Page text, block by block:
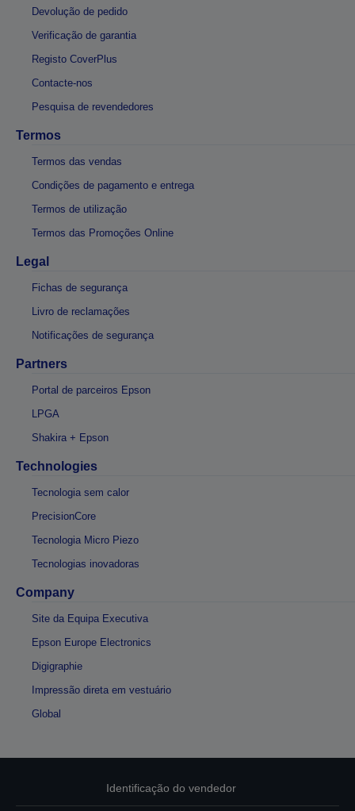
Devolução de pedido
Verificação de garantia
Registo CoverPlus
Contacte-nos
Pesquisa de revendedores
Termos
Termos das vendas
Condições de pagamento e entrega
Termos de utilização
Termos das Promoções Online
Legal
Fichas de segurança
Livro de reclamações
Notificações de segurança
Partners
Portal de parceiros Epson
LPGA
Shakira + Epson
Technologies
Tecnologia sem calor
PrecisionCore
Tecnologia Micro Piezo
Tecnologias inovadoras
Company
Site da Equipa Executiva
Epson Europe Electronics
Digigraphie
Impressão direta em vestuário
Global
Identificação do vendedor